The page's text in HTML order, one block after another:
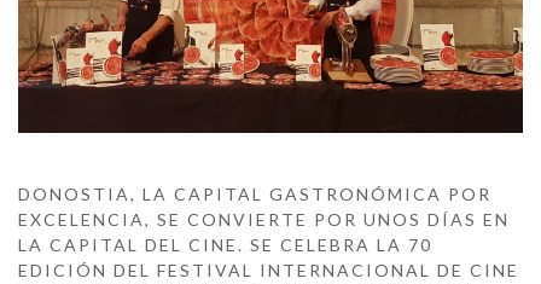
DONOSTIA, LA CAPITAL GASTRONÓMICA POR
EXCELENCIA, SE CONVIERTE POR UNOS DÍAS EN
LA CAPITAL DEL CINE. SE CELEBRA LA 70
EDICIÓN DEL FESTIVAL INTERNACIONAL DE CINE